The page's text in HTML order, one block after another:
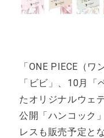
「ONE PIECE（
「ビビ」、10月
たオリジナルウェ
公開「ハンコック
レスも販売予定と